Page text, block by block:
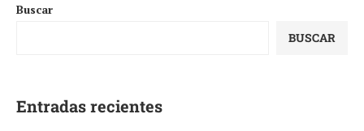
Buscar
BUSCAR
Entradas recientes